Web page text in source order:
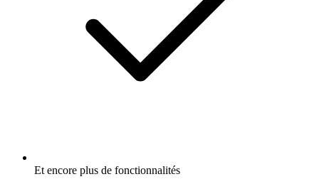
Et encore plus de fonctionnalités